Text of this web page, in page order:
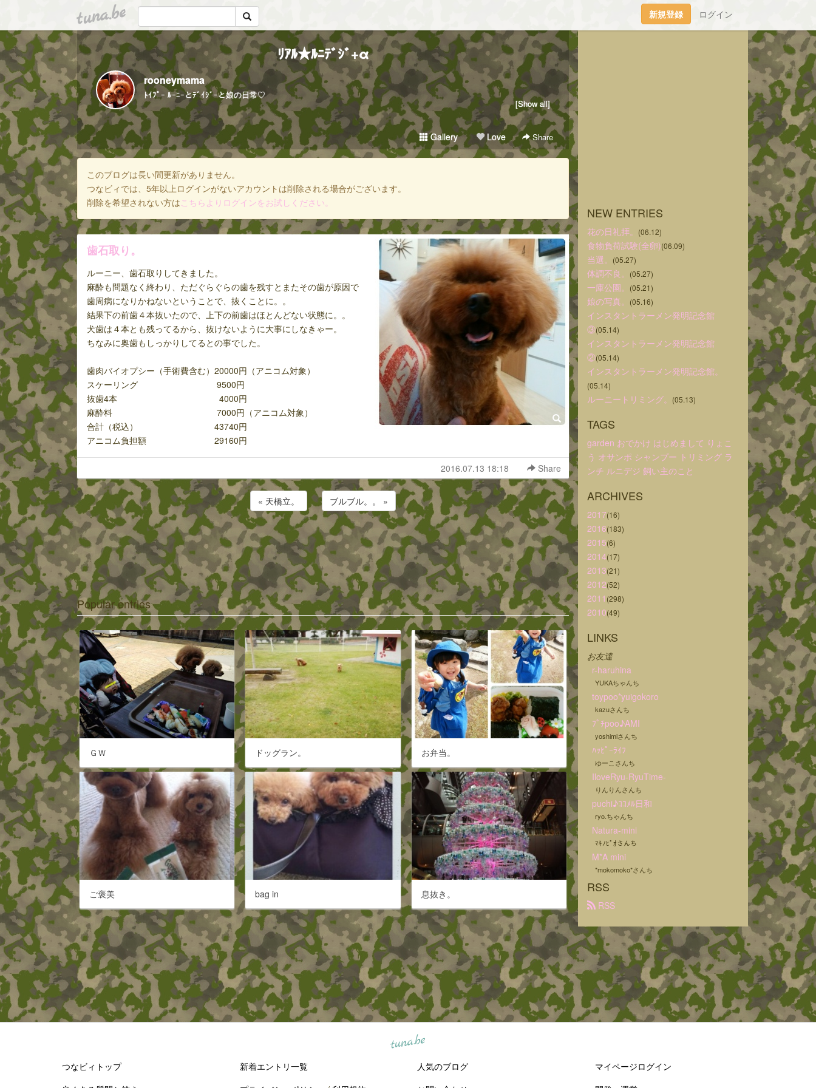
tuna.be 新規登録 ログイン
ﾘｱﾙ★ﾙﾆﾃﾞｼﾞ+α
rooneymama
ﾄｲﾌﾟｰ ﾙｰﾆｰとﾃﾞｲｼﾞｰと娘の日常♡
[Show all]
Gallery Love Share
このブログは長い間更新がありません。
つなビィでは、5年以上ログインがないアカウントは削除される場合がございます。
削除を希望されない方はこちらよりログインをお試しください。
歯石取り。
ルーニー、歯石取りしてきました。
麻酔も問題なく終わり、ただぐらぐらの歯を残すとまたその歯が原因で
歯周病になりかねないということで、抜くことに。。
結果下の前歯４本抜いたので、上下の前歯はほとんどない状態に。。
犬歯は４本とも残ってるから、抜けないように大事にしなきゃー。
ちなみに奥歯もしっかりしてるとの事でした。
歯肉バイオプシー（手術費含む）20000円（アニコム対象）
スケーリング 9500円
抜歯4本 4000円
麻酔料 7000円（アニコム対象）
合計（税込） 43740円
アニコム負担額 29160円
2016.07.13 18:18 Share
« 天橋立。 ブルブル。。 »
Popular entries
ＧＷ ドッグラン。 お弁当。
ご褒美 bag in 息抜き。
NEW ENTRIES
花の日礼拝。 (06.12)
食物負荷試験(全卵)(06.09)
当選。 (05.27)
体調不良。 (05.27)
一庫公園。 (05.21)
娘の写真。 (05.16)
インスタントラーメン発明記念館
③(05.14)
インスタントラーメン発明記念館
②(05.14)
インスタントラーメン発明記念館。
(05.14)
ルーニートリミング。 (05.13)
TAGS
garden おでかけ はじめまして りょこ
う オサンポ シャンプー トリミング ラ
ンチ ルニデジ 飼い主のこと
ARCHIVES
2017(16)
2016(183)
2015(6)
2014(17)
2013(21)
2012(52)
2011 (298)
2010(49)
LINKS
お友達
r-haruhina
YUKAちゃんち
toypoo*yuigokoro
kazuさんち
ﾌﾟﾁpoo♪AMI
yoshimiさんち
ﾊｯﾋﾟｰﾗｲﾌ
ゆーこさんち
IloveRyu-RyuTime-
りんりんさんち
puchi♪ｺｺﾒﾙ日和
ryo.ちゃんち
Natura-mini
ﾏｷﾉﾋﾟｵさんち
M*A mini
*mokomoko*さんち
RSS
RSS
tuna.be
つなビィトップ 新着エントリ一覧 人気のブログ
マイページログイン